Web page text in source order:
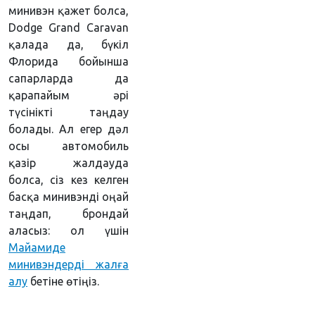
минивэн қажет болса,
Dodge Grand Caravan
қалада да, бүкіл
Флорида бойынша
сапарларда да
қарапайым әрі
түсінікті таңдау
болады. Ал егер дәл
осы автомобиль
қазір жалдауда
болса, сіз кез келген
басқа минивэнді оңай
таңдап, брондай
аласыз: ол үшін
Майамиде
минивэндерді жалға
алу бетіне өтіңіз.